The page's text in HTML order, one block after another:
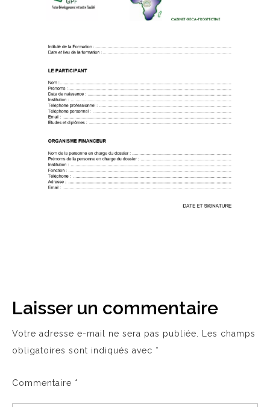
Laisser un commentaire
Votre adresse e-mail ne sera pas publiée. Les champs
obligatoires sont indiqués avec *
Commentaire *